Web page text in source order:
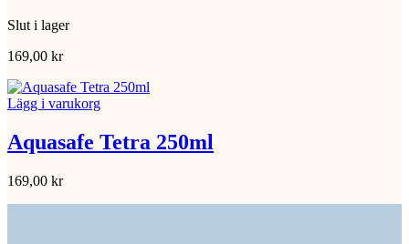
Slut i lager
169,00 kr
Lägg i varukorg
Aquasafe Tetra 250ml
169,00 kr